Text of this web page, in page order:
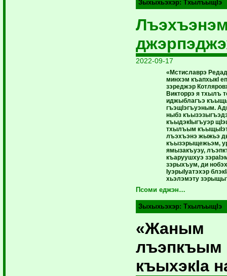
Зыхыхьэхэр:ТхылъыщIэ
2022-09-17
«Мстиславрэ
минхэм къапхыкI
зэреджэр
Викторрэ я тхылъ
иджыблагъэ
гъэщIэгъуэным.
ныбз
къыдэкIыгъуэр
тхылъым
лъэхъэнэ жыжьэ
къызэрыщежьэм,
ямызакъуэу,
къаруушхуэ
зэрыхъум, ди
IуэрыIуатэхэр
хьэлэмэту
Псоми еджэн…
Зыхыхьэхэр:ТхылъыщIэ
«Жаным
лъэпкъым
къыхэкIа